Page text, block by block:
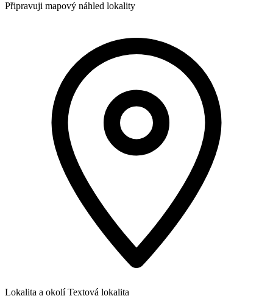
Připravuji mapový náhled lokality
Lokalita a okolí Textová lokalita